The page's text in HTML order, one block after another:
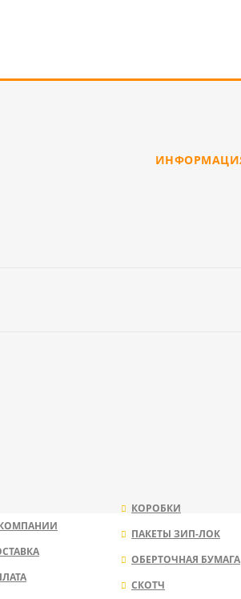
КОРОБКИ
ПАКЕТЫ ЗИП-ЛОК
ОБЕРТОЧНАЯ БУМАГА
СКОТЧ